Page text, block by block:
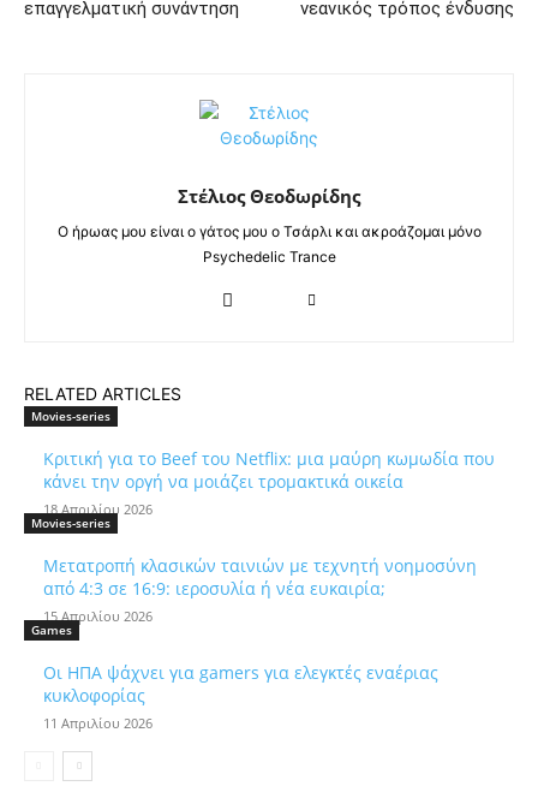
επαγγελματική συνάντηση νεανικός τρόπος ένδυσης
Στέλιος Θεοδωρίδης
Ο ήρωας μου είναι ο γάτος μου ο Τσάρλι και ακροάζομαι μόνο
Psychedelic Trance
RELATED ARTICLES
Movies-series
Κριτική για το Beef του Netflix: μια μαύρη κωμωδία που
κάνει την οργή να μοιάζει τρομακτικά οικεία
18 Απριλίου 2026
Movies-series
Μετατροπή κλασικών ταινιών με τεχνητή νοημοσύνη
από 4:3 σε 16:9: ιεροσυλία ή νέα ευκαιρία;
15 Απριλίου 2026
Games
Οι ΗΠΑ ψάχνει για gamers για ελεγκτές εναέριας
κυκλοφορίας
11 Απριλίου 2026